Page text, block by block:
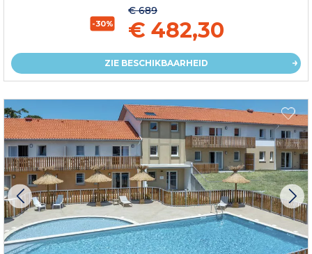
-30%
€ 689
€ 482,30
ZIE BESCHIKBAARHEID